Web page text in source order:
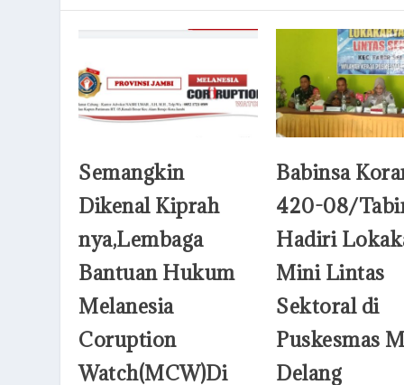
Semangkin
Dikenal Kiprah
nya,Lembaga
Bantuan Hukum
Melanesia
Coruption
Watch(MCW)Di
Babinsa
420-08/
Hadiri
Mini Lintas
Sektoral di
Puskesmas
Delang